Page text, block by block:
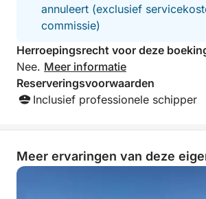
annuleert (exclusief
commissie)
Herroepingsrecht voor deze
Nee. Meer informatie
Reserveringsvoorwaarden
Inclusief professionele schipper
Meer ervaringen van deze